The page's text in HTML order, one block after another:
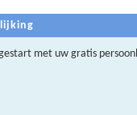
met uw gratis